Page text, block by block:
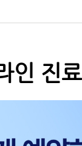
인 진